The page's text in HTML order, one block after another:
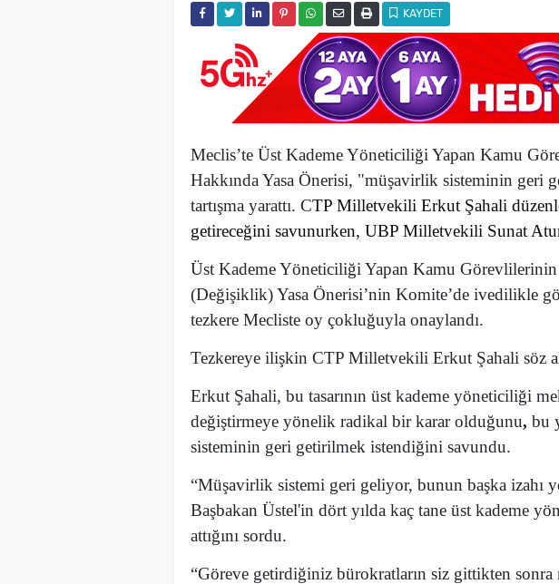
KAYDET
Meclis’te Üst Kademe Yöneticiliği Yapan Kamu
Hakkında Yasa Önerisi, "müşavirlik sisteminin geri
tartışma yarattı. CTP Milletvekili Erkut Şahali
getireceğini savunurken, UBP Milletvekili Sunat
Üst Kademe Yöneticiliği Yapan Kamu Görevlilerinin
(Değişiklik) Yasa Önerisi’nin Komite’de ivedilikle
tezkere Mecliste oy çokluğuyla onaylandı.
Tezkereye ilişkin CTP Milletvekili Erkut Şahali söz
Erkut Şahali, bu tasarının üst kademe yöneticiliği
değiştirmeye yönelik radikal bir karar olduğunu, bu
sisteminin geri getirilmek istendiğini savundu.
“Müşavirlik sistemi geri geliyor, bunun başka izahı
Başbakan Üstel'in dört yılda kaç tane üst kademe
attığını sordu.
“Göreve getirdiğiniz bürokratların siz gittikten sonra